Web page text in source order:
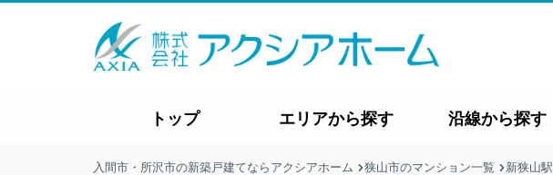
トップ エリアから探す 沿線から探す
入間市・所沢市の新築戸建てならアクシアホーム 狭山市のマンション一覧 新狭山駅